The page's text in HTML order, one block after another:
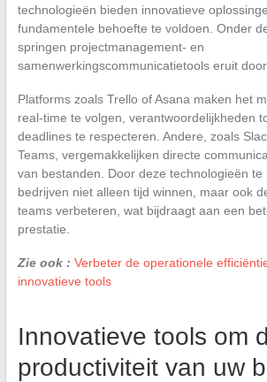
technologieën bieden innovatieve
fundamentele behoefte te voldoen. Onder
springen projectmanagement- en
samenwerkingscommunicatietools eruit
Platforms zoals Trello of Asana maken het
real-time te volgen, verantwoordelijkheden
deadlines te respecteren. Andere, zoals
Teams, vergemakkelijken directe
van bestanden. Door deze technologieën
bedrijven niet alleen tijd winnen, maar ook
teams verbeteren, wat bijdraagt aan een
prestatie.
Zie ook : Verbeter de operationele
innovatieve tools
Innovatieve tools om
productiviteit van uw